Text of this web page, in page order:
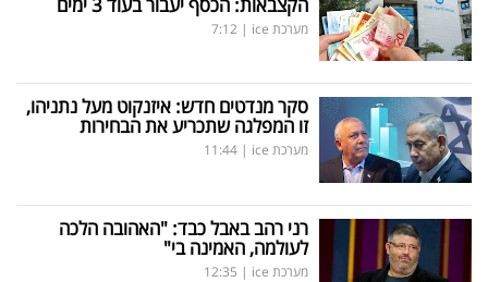
מערכת ice |
7:12
סקר מנדטים חדש: איזנקוט מעל נתניהו,
זו המפלגה שתכריע את הבחירות
מערכת ice |
11:44
רני רהב באבל כבד: "האהובה הלכה
לעולמה, האמינה בי"
מערכת ice |
12:35